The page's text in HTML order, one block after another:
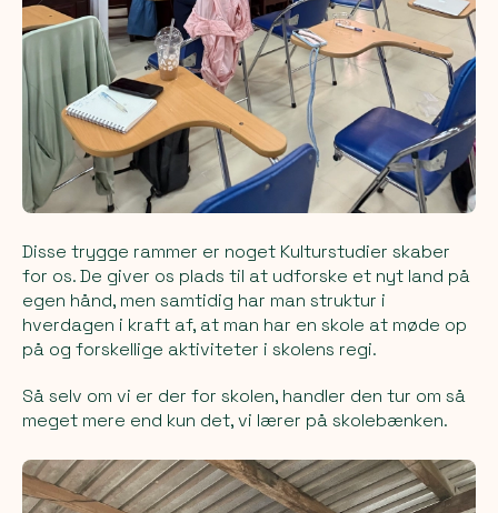
Disse trygge rammer er noget Kulturstudier skaber
for os. De giver os plads til at udforske et nyt land på
egen hånd, men samtidig har man struktur i
hverdagen i kraft af, at man har en skole at møde op
på og forskellige aktiviteter i skolens regi.
Så selv om vi er der for skolen, handler den tur om så
meget mere end kun det, vi lærer på skolebænken.